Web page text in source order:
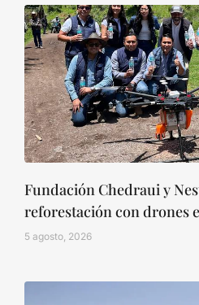
Fundación Chedraui y
reforestación con drones
5 agosto, 2026